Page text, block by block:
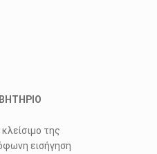
της
εισήγηση